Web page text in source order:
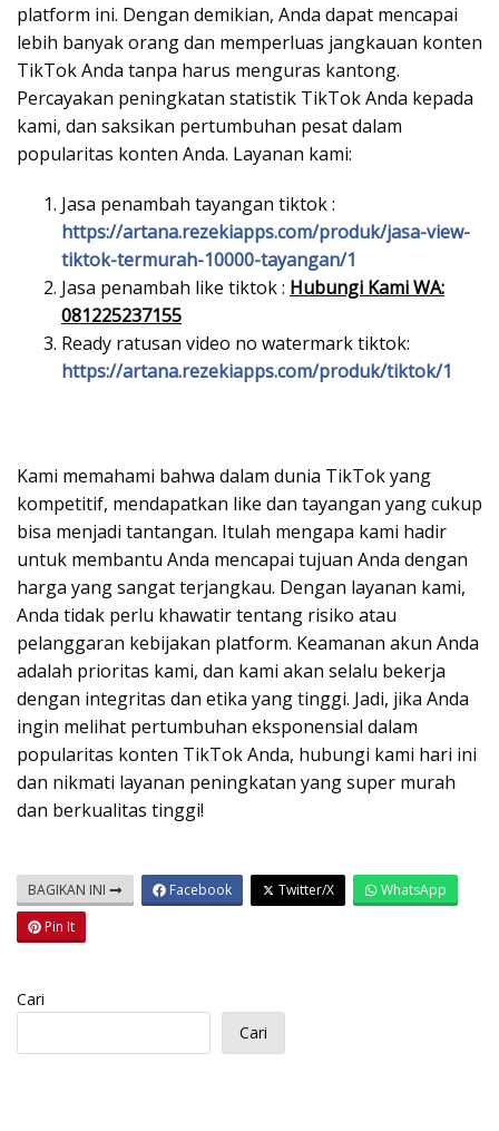
platform ini. Dengan demikian, Anda dapat mencapai
lebih banyak orang dan memperluas jangkauan konten
TikTok Anda tanpa harus menguras kantong.
Percayakan peningkatan statistik TikTok Anda kepada
kami, dan saksikan pertumbuhan pesat dalam
popularitas konten Anda. Layanan kami:
Jasa penambah tayangan tiktok :
https://artana.rezekiapps.com/produk/jasa-view-
tiktok-termurah-10000-tayangan/1
Jasa penambah like tiktok : Hubungi Kami WA:
081225237155
Ready ratusan video no watermark tiktok:
https://artana.rezekiapps.com/produk/tiktok/1
Kami memahami bahwa dalam dunia TikTok yang
kompetitif, mendapatkan like dan tayangan yang cukup
bisa menjadi tantangan. Itulah mengapa kami hadir
untuk membantu Anda mencapai tujuan Anda dengan
harga yang sangat terjangkau. Dengan layanan kami,
Anda tidak perlu khawatir tentang risiko atau
pelanggaran kebijakan platform. Keamanan akun Anda
adalah prioritas kami, dan kami akan selalu bekerja
dengan integritas dan etika yang tinggi. Jadi, jika Anda
ingin melihat pertumbuhan eksponensial dalam
popularitas konten TikTok Anda, hubungi kami hari ini
dan nikmati layanan peningkatan yang super murah
dan berkualitas tinggi!
BAGIKAN INI Facebook Twitter/X
WhatsApp
Pin It
Cari
Cari